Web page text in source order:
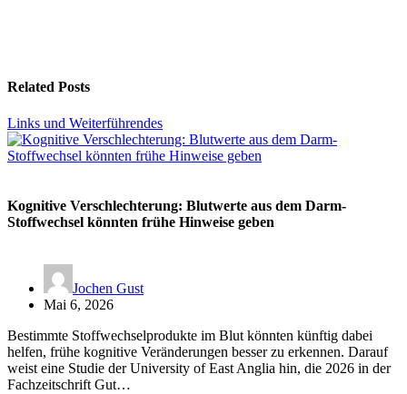
Related Posts
Links und Weiterführendes
Kognitive Verschlechterung: Blutwerte aus dem Darm-
Stoffwechsel könnten frühe Hinweise geben
Jochen Gust
Mai 6, 2026
Bestimmte Stoffwechselprodukte im Blut könnten künftig dabei
helfen, frühe kognitive Veränderungen besser zu erkennen. Darauf
weist eine Studie der University of East Anglia hin, die 2026 in der
Fachzeitschrift Gut…